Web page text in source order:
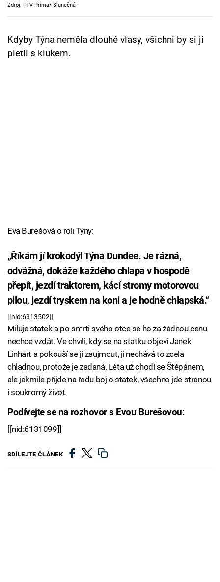
Cool Esport
Pořady
TV Program
Zdroj: FTV Prima/ Slunečná
Kdyby Týna neměla dlouhé vlasy, všichni by si ji
pletli s klukem.
Eva Burešová o roli Týny:
„Říkám jí krokodýl Týna Dundee. Je rázná,
odvážná, dokáže každého chlapa v hospodě
přepít, jezdí traktorem, kácí stromy motorovou
pilou, jezdí tryskem na koni a je hodně chlapská.“
[[nid:6313502]]
Miluje statek a po smrti svého otce se ho za žádnou cenu
nechce vzdát. Ve chvíli, kdy se na statku objeví Janek
Linhart a pokouší se ji zaujmout, ji nechává to zcela
chladnou, protože je zadaná. Léta už chodí se Štěpánem,
ale jakmile přijde na řadu boj o statek, všechno jde stranou
i soukromý život.
Podívejte se na rozhovor s Evou Burešovou:
[[nid:6131099]]
SDÍLEJTE ČLÁNEK